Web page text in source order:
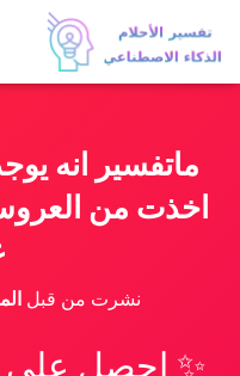
ماتفسير انه
اخذت من
نشرت من قبل
✨ احصل على